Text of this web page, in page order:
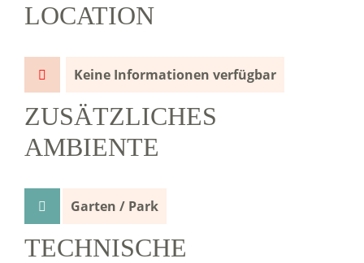
LOCATION
Keine Informationen verfügbar
ZUSÄTZLICHES
AMBIENTE
Garten / Park
TECHNISCHE